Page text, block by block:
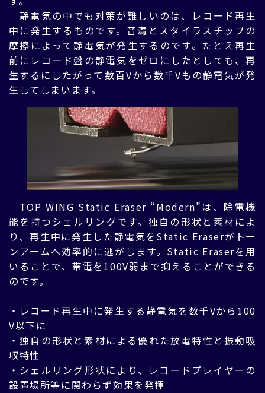
静電気の中でも対策が難しいのは、レコード再生
中に発生するものです。音溝とスタイラスチップの
摩擦によって静電気が発生するのです。たとえ再生
前にレコ―ド盤の静電気をゼロにしたとしても、再
生するにしたがって数百Vから数千Vもの静電気が発
生してしまいます。
TOP WING Static Eraser “Modern”は、除電機
能を持つシェルリングです。独自の形状と素材によ
り、再生中に発生した静電気をStatic Eraserがトー
ンアームへ効率的に逃がします。Static Eraserを用
いることで、帯電を100V弱まで抑えることができる
のです。
・レコード再生中に発生する静電気を数千Vから100
V以下に
・独自の形状と素材による優れた放電特性と振動吸
収特性
・シェルリング形状により、レコードプレイヤーの
設置場所等に関わらず効果を発揮